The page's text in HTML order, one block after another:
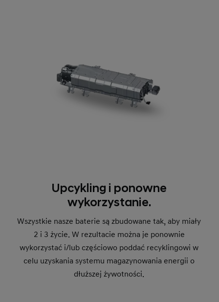
Upcykling i ponowne
wykorzystanie.
Wszystkie nasze baterie są zbudowane tak, aby miały
2 i 3 życie. W rezultacie można je ponownie
wykorzystać i/lub częściowo poddać recyklingowi w
celu uzyskania systemu magazynowania energii o
dłuższej żywotności.